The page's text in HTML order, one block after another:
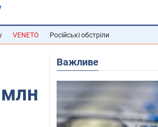
VENETO Російські обстріли
Важливе